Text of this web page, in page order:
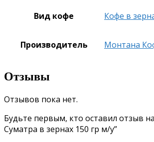
Вид кофе Кофе в
Производитель Монтана
Отзывы
Отзывов пока нет.
Будьте первым, кто оставил отзыв
Суматра в зернах 150 гр м/у”